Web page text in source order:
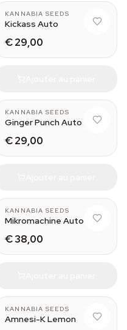
KANNABIA SEEDS
Kickass Auto
€ 29,00
KANNABIA SEEDS
Ginger Punch Auto
€ 29,00
KANNABIA SEEDS
Mikromachine Auto
€ 38,00
KANNABIA SEEDS
Amnesi-K Lemon